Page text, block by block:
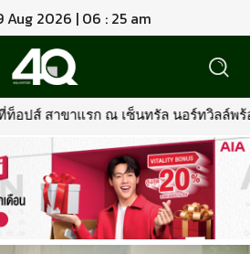
Aug 2026 | 06 : 25 am
ทวิลล์พร้อมรุกตลาด Premium Pet